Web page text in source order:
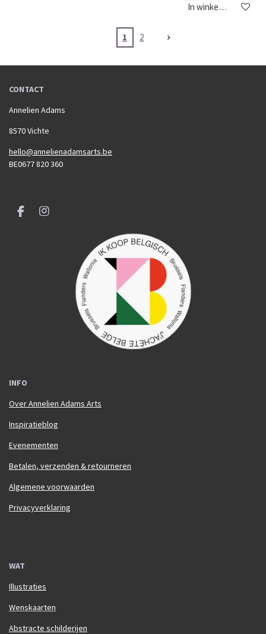
In winkelwagen
1 2
CONTACT
Annelien Adams
8570 Vichte
hello@annelienadamsarts.be
BE0677 820 360
F
I
INFO
Over Annelien Adams Arts
Inspiratieblog
Evenementen
Betalen, verzenden & retourneren
Algemene voorwaarden
Privacyverklaring
WAT
Illustraties
Wenskaarten
Abstracte schilderijen